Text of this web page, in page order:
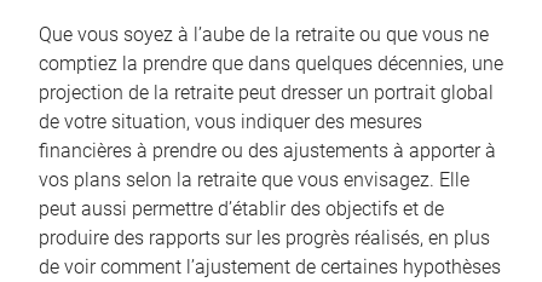
Que vous soyez à l’aube de la retraite ou que vous ne
comptiez la prendre que dans quelques décennies, une
projection de la retraite peut dresser un portrait global
de votre situation, vous indiquer des mesures
financières à prendre ou des ajustements à apporter à
vos plans selon la retraite que vous envisagez. Elle
peut aussi permettre d’établir des objectifs et de
produire des rapports sur les progrès réalisés, en plus
de voir comment l’ajustement de certaines hypothèses